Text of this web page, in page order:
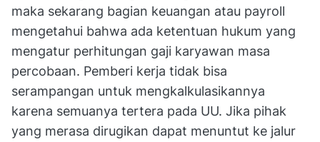
maka sekarang bagian keuangan atau payroll
mengetahui bahwa ada ketentuan hukum yang
mengatur perhitungan gaji karyawan masa
percobaan. Pemberi kerja tidak bisa
serampangan untuk mengkalkulasikannya
karena semuanya tertera pada UU. Jika pihak
yang merasa dirugikan dapat menuntut ke jalur